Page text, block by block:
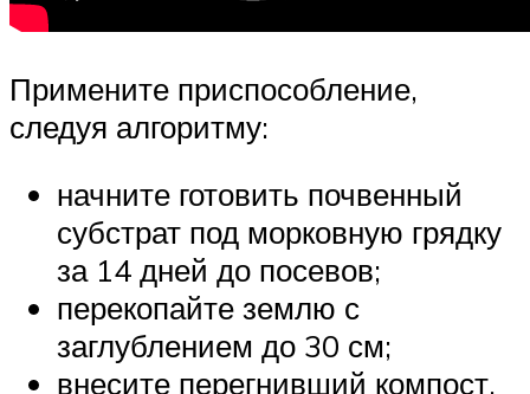
Примените приспособление,
следуя алгоритму:
начните готовить почвенный
субстрат под морковную грядку
за 14 дней до посевов;
перекопайте землю с
заглублением до 30 см;
внесите перегнивший компост,